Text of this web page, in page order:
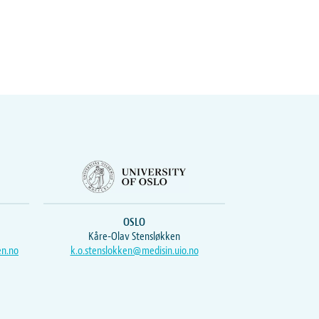
OSLO
Kåre-Olav Stensløkken
k.o.stenslokken@medisin.uio.no